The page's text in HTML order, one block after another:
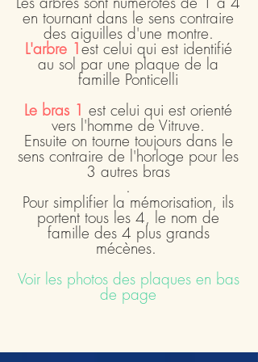
en tournant dans le sens contraire
des aiguilles d'une montre.
L'arbre 1est celui qui est identifié
au sol par une plaque de la
famille Ponticelli
Le bras 1 est celui qui est orienté
vers l'homme de Vitruve.
Ensuite on tourne toujours dans le
sens contraire de l'horloge pour les
3 autres bras
.
Pour simplifier la mémorisation, ils
portent tous les 4, le nom de
famille des 4 plus grands
mécènes.
Voir les photos des plaques en bas
de page